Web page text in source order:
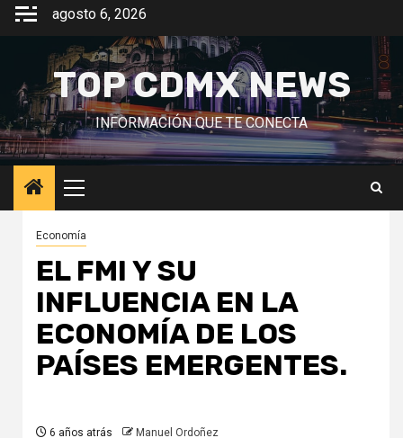
Saltar
contenido
agosto 6, 2026
TOP CDMX NEWS
INFORMACIÓN QUE TE CONECTA
Menú
principal
Economía
EL FMI Y SU
INFLUENCIA EN LA
ECONOMÍA DE LOS
PAÍSES EMERGENTES.
6 años atrás Manuel Ordoñez